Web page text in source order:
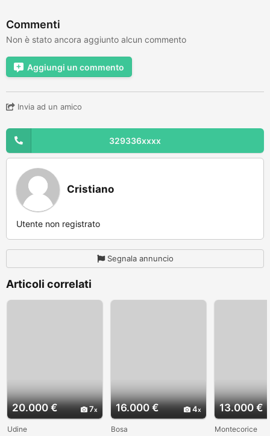
Commenti
Non è stato ancora aggiunto alcun commento
Aggiungi un commento
Invia ad un amico
329336xxxx
Cristiano
Utente non registrato
Segnala annuncio
Articoli correlati
20.000 € 7
Udine
16.000 € 4
Bosa
13.000 €
Montecorice